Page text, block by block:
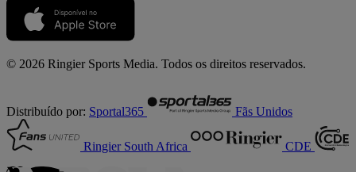
© 2026 Ringier Sports Media. Todos os direitos reservados.
Distribuído por: Sportal365 Fãs Unidos
Ringier South Africa CDE